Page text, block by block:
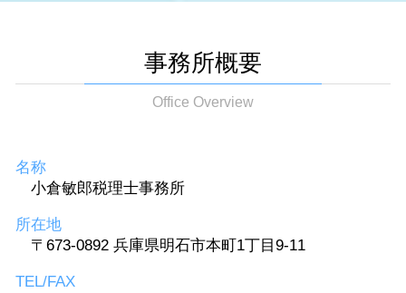
事務所概要
Office Overview
名称
小倉敏郎税理士事務所
所在地
〒673-0892 兵庫県明石市本町1丁目9-11
TEL/FAX